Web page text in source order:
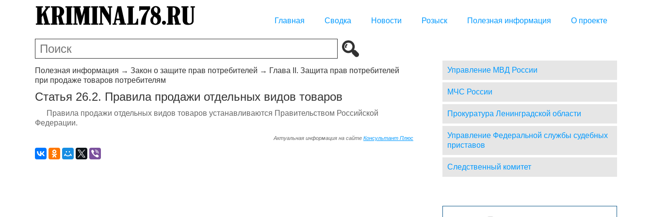
Главная Сводка Новости Розыск Полезная информация О проекте
Полезная информация → Закон о защите прав потребителей → Глава II. Защита прав потребителей
при продаже товаров потребителям
Статья 26.2. Правила продажи отдельных видов товаров
Правила продажи отдельных видов товаров устанавливаются Правительством Российской
Федерации.
Актуальная информация на сайте Консультант Плюс
Управление МВД России
МЧС России
Прокуратура Ленинградской области
Управление Федеральной службы судебных
приставов
Следственный комитет